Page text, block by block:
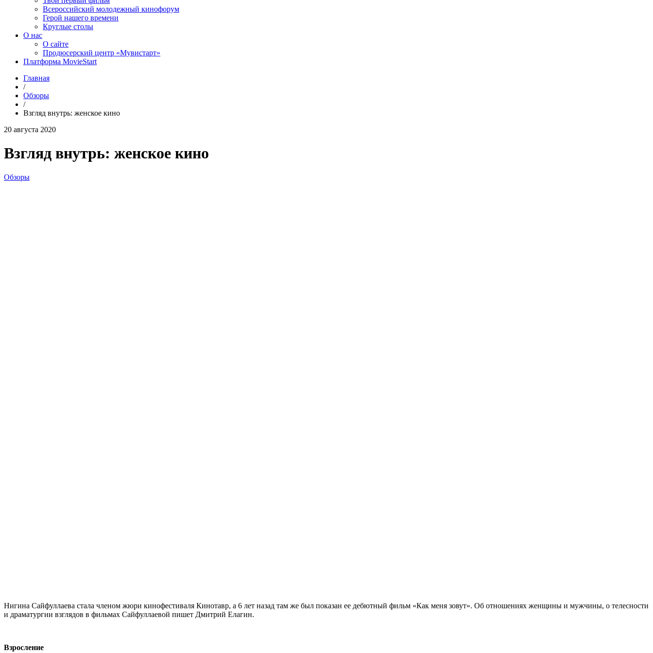
Всероссийский молодежный кинофорум
Герой нашего времени
Круглые столы
О нас
О сайте
Продюсерский центр «Мувистарт»
Платформа MovieStart
Главная
/
Обзоры
/
Взгляд внутрь: женское кино
20 августа 2020
Взгляд внутрь: женское кино
Обзоры
Нигина Сайфуллаева стала членом жюри кинофестиваля Кинотавр, а 6 лет назад там же был показан ее дебютный фильм «Как меня зовут». Об отношениях женщины и мужчины, о телесности
и драматургии взглядов в фильмах Сайфуллаевой пишет Дмитрий Елагин.
Взросление